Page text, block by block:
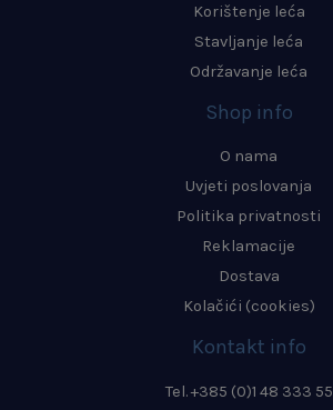
Korištenje leća
Stavljanje leća
Održavanje leća
Shop info
O nama
Uvjeti poslovanja
Politika privatnosti
Reklamacije
Dostava
Kolačići (cookies)
Kontakt info
Tel. +385 (0)1 48 333 55